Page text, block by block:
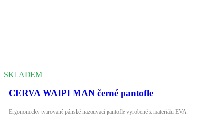
SKLADEM
CERVA WAIPI MAN černé pantofle
Ergonomicky tvarované pánské nazouvací pantofle vyrobené z materiálu EVA.